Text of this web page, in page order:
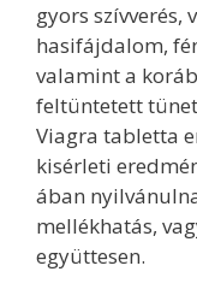
gyors szívverés,
hasifájdalom,
valamint a
feltüntetett
Viagra tabletta
kisérleti
ában
mellékhatás,
együttesen.